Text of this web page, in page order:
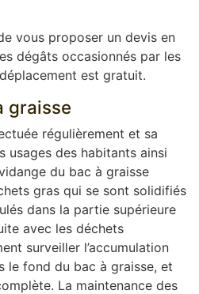
vous proposer un devis en
dégâts occasionnés par les
est gratuit.
graisse
régulièrement et sa
usages des habitants ainsi
du bac à graisse
gras qui se sont solidifiés
dans la partie supérieure
avec les déchets
surveiller l’accumulation
le fond du bac à graisse, et
La maintenance des